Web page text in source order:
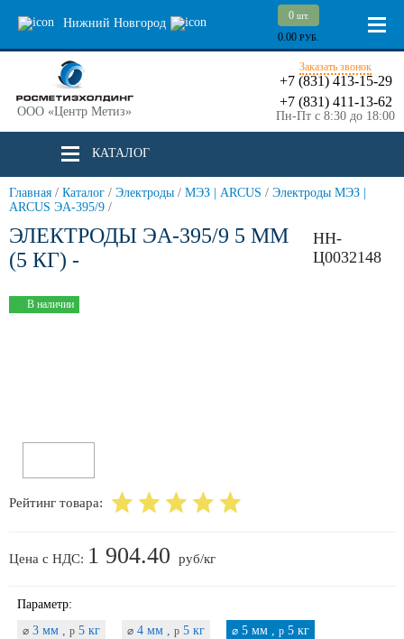
Нижний Новгород
0 шт.
0.00 РУБ.
ООО «Центр Метиз»
Заказать звонок
+7 (831) 413-15-29
+7 (831) 411-13-62
Пн-Пт с 8:30 до 18:00
КАТАЛОГ
Главная / Каталог / Электроды / МЭЗ | ARCUS / Электроды МЭЗ |
ARCUS ЭА-395/9 /
ЭЛЕКТРОДЫ ЭА-395/9 5 ММ
(5 КГ) -
НН-
Ц0032148
В наличии
Рейтинг товара:
Цена с НДС: 1 904.40 руб/кг
Параметр:
⌀ 3 мм , p 5 кг ⌀ 4 мм , p 5 кг ⌀ 5 мм , p 5 кг